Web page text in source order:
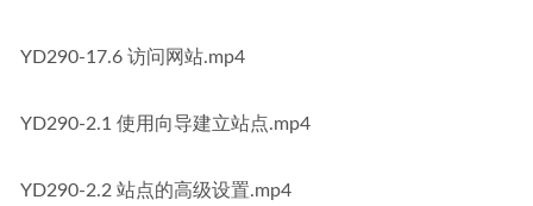
YD290-17.6 访问网站.mp4
YD290-2.1 使用向导建立站点.mp4
YD290-2.2 站点的高级设置.mp4